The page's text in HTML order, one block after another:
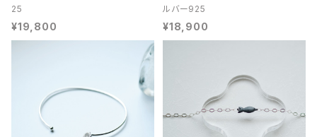
25
¥19,800
ルバー925
¥18,900